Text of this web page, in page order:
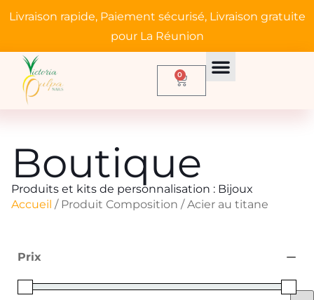
Livraison rapide, Paiement sécurisé, Livraison gratuite
pour La Réunion
0
Boutique
Produits et kits de personnalisation : Bijoux
Accueil / Produit Composition / Acier au titane
Prix